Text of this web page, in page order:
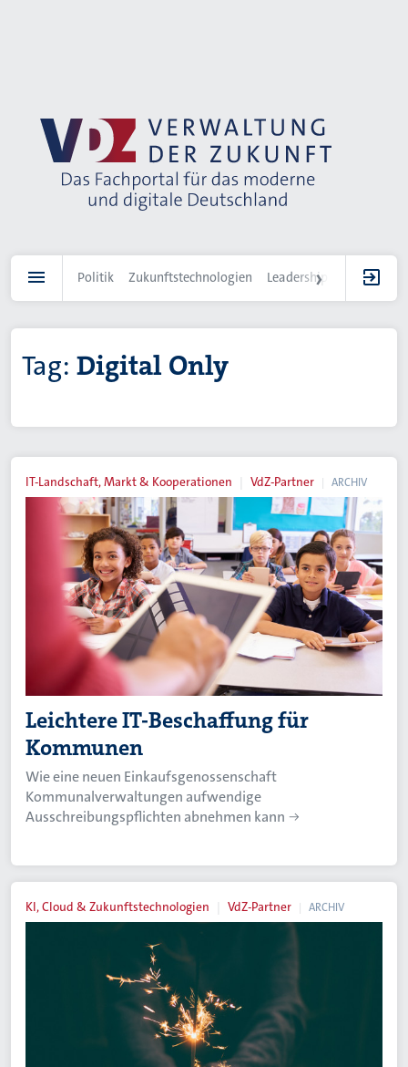
Politik Zukunftstechnologien Leadership IT-
Tag: Digital Only
IT-Landschaft, Markt & Kooperationen VdZ-Partner ARCHIV
Leichtere IT-Beschaffung für
Kommunen
Wie eine neuen Einkaufsgenossenschaft
Kommunalverwaltungen aufwendige
Ausschreibungspflichten abnehmen kann
KI, Cloud & Zukunftstechnologien VdZ-Partner ARCHIV